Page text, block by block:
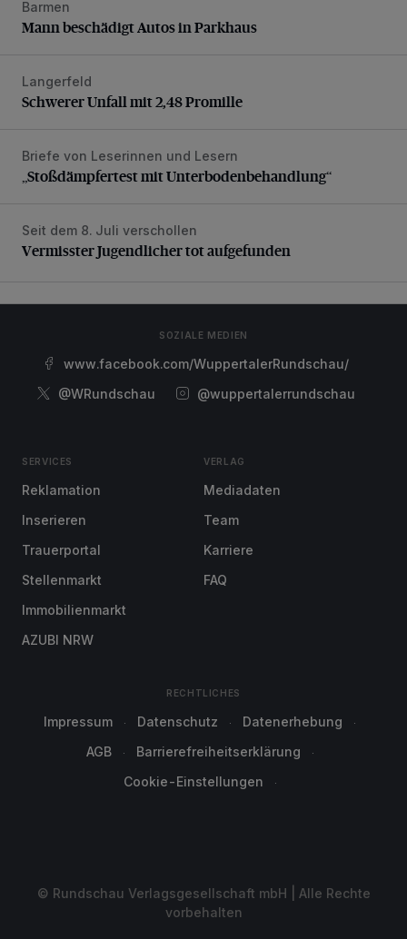
Mann beschädigt Autos in Parkhaus
Barmen
Mann beschädigt Autos in Parkhaus
Schwerer Unfall mit 2,48 Promille
Langerfeld
Schwerer Unfall mit 2,48 Promille
„Stoßdämpfertest mit Unterbodenbehandlung“
Briefe von Leserinnen und Lesern
„Stoßdämpfertest mit Unterbodenbehandlung“
Vermisster Jugendlicher tot aufgefunden
Seit dem 8. Juli verschollen
Vermisster Jugendlicher tot aufgefunden
SOZIALE MEDIEN
www.facebook.com/WuppertalerRundschau/
@WRundschau
@wuppertalerrundschau
SERVICES
Reklamation
Inserieren
Trauerportal
Stellenmarkt
Immobilienmarkt
AZUBI NRW
VERLAG
Mediadaten
Team
Karriere
FAQ
RECHTLICHES
Impressum Datenschutz
Datenerhebung
AGB
Barrierefreiheitserklärung
Cookie-Einstellungen
© Rundschau Verlagsgesellschaft mbH | Alle Rechte
vorbehalten